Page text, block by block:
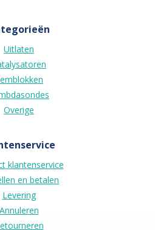
Uitlaten
Overige
klantenservice
en betalen
Levering
Annuleren